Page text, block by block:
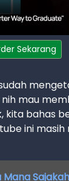
Sekarang
mau
kita bahas
ini masih
Mana